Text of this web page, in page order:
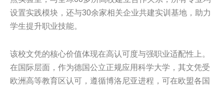
设置实践模块，还与30余家相关企业共建实训基地，助力
学生提升职业技能。
该校文凭的核心价值体现在高认可度与强职业适配性上。
在国际层面，作为德国公立正规应用科学大学，其文凭受
欧洲高等教育区认可，遵循博洛尼亚进程，可在欧盟各国